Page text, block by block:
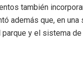
también
además que, en una
y el sistema